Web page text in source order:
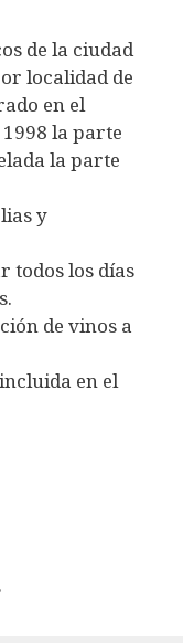
de la ciudad
localidad de
en el
1998 la parte
la parte
y
todos los días
de vinos a
en el